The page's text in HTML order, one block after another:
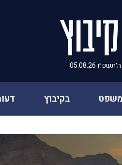
05.08.26
משפט בקיבוץ